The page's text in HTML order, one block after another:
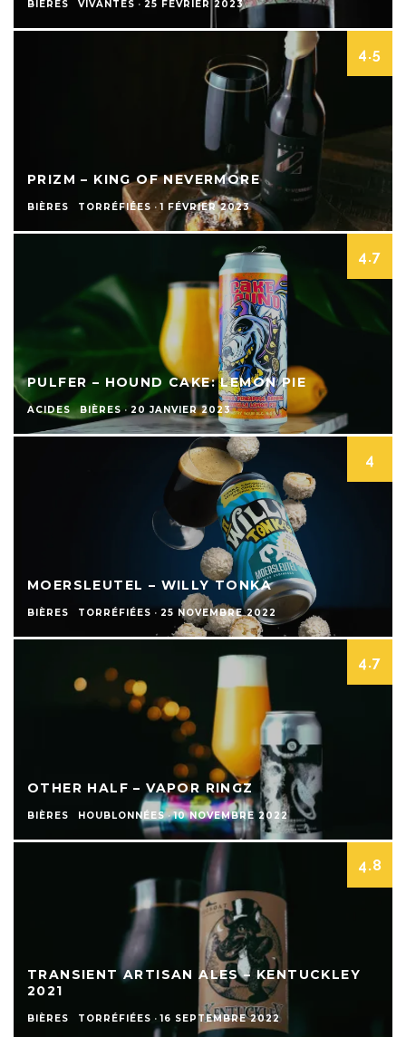
BIÈRES VIVANTES · 25 FÉVRIER 2023
4.5
PRIZM – KING OF NEVERMORE
BIÈRES TORRÉFIÉES · 1 FÉVRIER 2023
4.7
PULFER – HOUND CAKE: LEMON PIE
ACIDES BIÈRES · 20 JANVIER 2023
4
MOERSLEUTEL – WILLY TONKA
BIÈRES TORRÉFIÉES · 25 NOVEMBRE 2022
4.7
OTHER HALF – VAPOR RINGZ
BIÈRES HOUBLONNÉES · 10 NOVEMBRE 2022
4.8
TRANSIENT ARTISAN ALES – KENTUCKLEY
2021
BIÈRES TORRÉFIÉES · 16 SEPTEMBRE 2022